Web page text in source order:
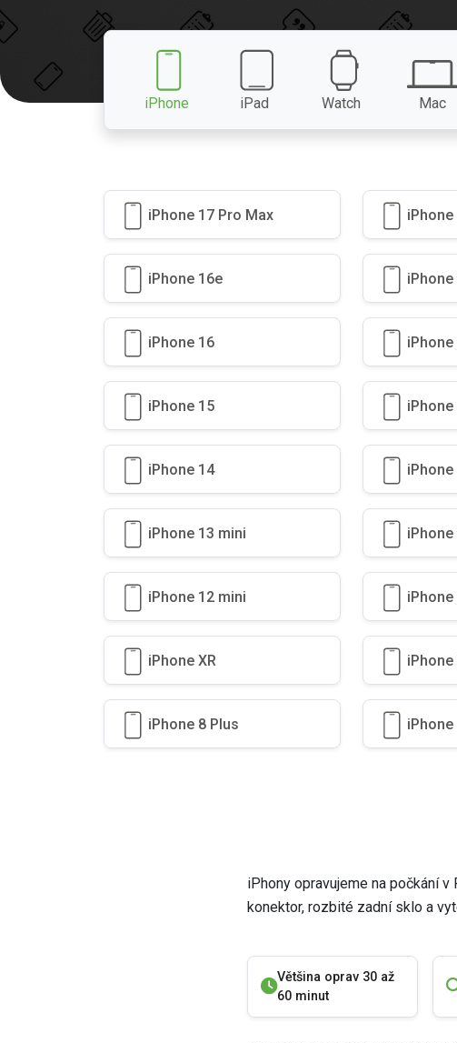
iPhone iPad Watch Mac
iPhone 17 Pro Max iPhone
iPhone 16e
iPhone 16
iPhone 15
iPhone 14
iPhone 13 mini
iPhone 12 mini
iPhone XR iPhone
iPhone 8 Plus iPhone
iPhony opravujeme na počkání
konektor, rozbité zadní sklo a
Většina oprav 30 až
60 minut